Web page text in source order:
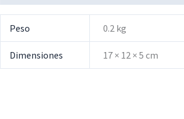
Peso 0.2 kg
Dimensiones 17 × 12 × 5 cm